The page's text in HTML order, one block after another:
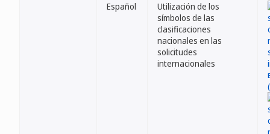
Español
Utilización de los
símbolos de las
clasificaciones
nacionales en las
solicitudes
internacionales